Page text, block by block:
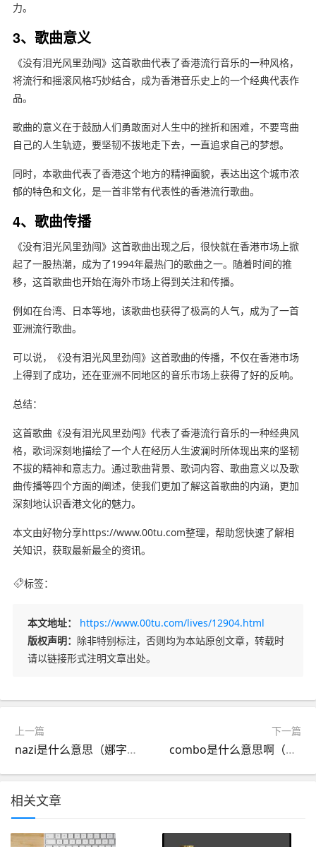
力。
3、歌曲意义
《没有泪光风里劲闯》这首歌曲代表了香港流行音乐的一种风格，
将流行和摇滚风格巧妙结合，成为香港音乐史上的一个经典代表作
品。
歌曲的意义在于鼓励人们勇敢面对人生中的挫折和困难，不要弯曲
自己的人生轨迹，要坚韧不拔地走下去，一直追求自己的梦想。
同时，本歌曲代表了香港这个地方的精神面貌，表达出这个城市浓
郁的特色和文化，是一首非常有代表性的香港流行歌曲。
4、歌曲传播
《没有泪光风里劲闯》这首歌曲出现之后，很快就在香港市场上掀
起了一股热潮，成为了1994年最热门的歌曲之一。随着时间的推
移，这首歌曲也开始在海外市场上得到关注和传播。
例如在台湾、日本等地，该歌曲也获得了极高的人气，成为了一首
亚洲流行歌曲。
可以说，《没有泪光风里劲闯》这首歌曲的传播，不仅在香港市场
上得到了成功，还在亚洲不同地区的音乐市场上获得了好的反响。
总结：
这首歌曲《没有泪光风里劲闯》代表了香港流行音乐的一种经典风
格，歌词深刻地描绘了一个人在经历人生波澜时所体现出来的坚韧
不拔的精神和意志力。通过歌曲背景、歌词内容、歌曲意义以及歌
曲传播等四个方面的阐述，使我们更加了解这首歌曲的内涵，更加
深刻地认识香港文化的魅力。
本文由好物分享https://www.00tu.com整理，帮助您快速了解相
关知识，获取最新最全的资讯。
标签：
本文地址：
https://www.00tu.com/lives/12904.html
版权声明： 除非特别标注，否则均为本站原创文章，转载时
请以链接形式注明文章出处。
上一篇
nazi是什么意思（娜字是什么意思）
下一篇
combo是什么意思啊（王者荣耀combo是什么意思啊）
相关文章